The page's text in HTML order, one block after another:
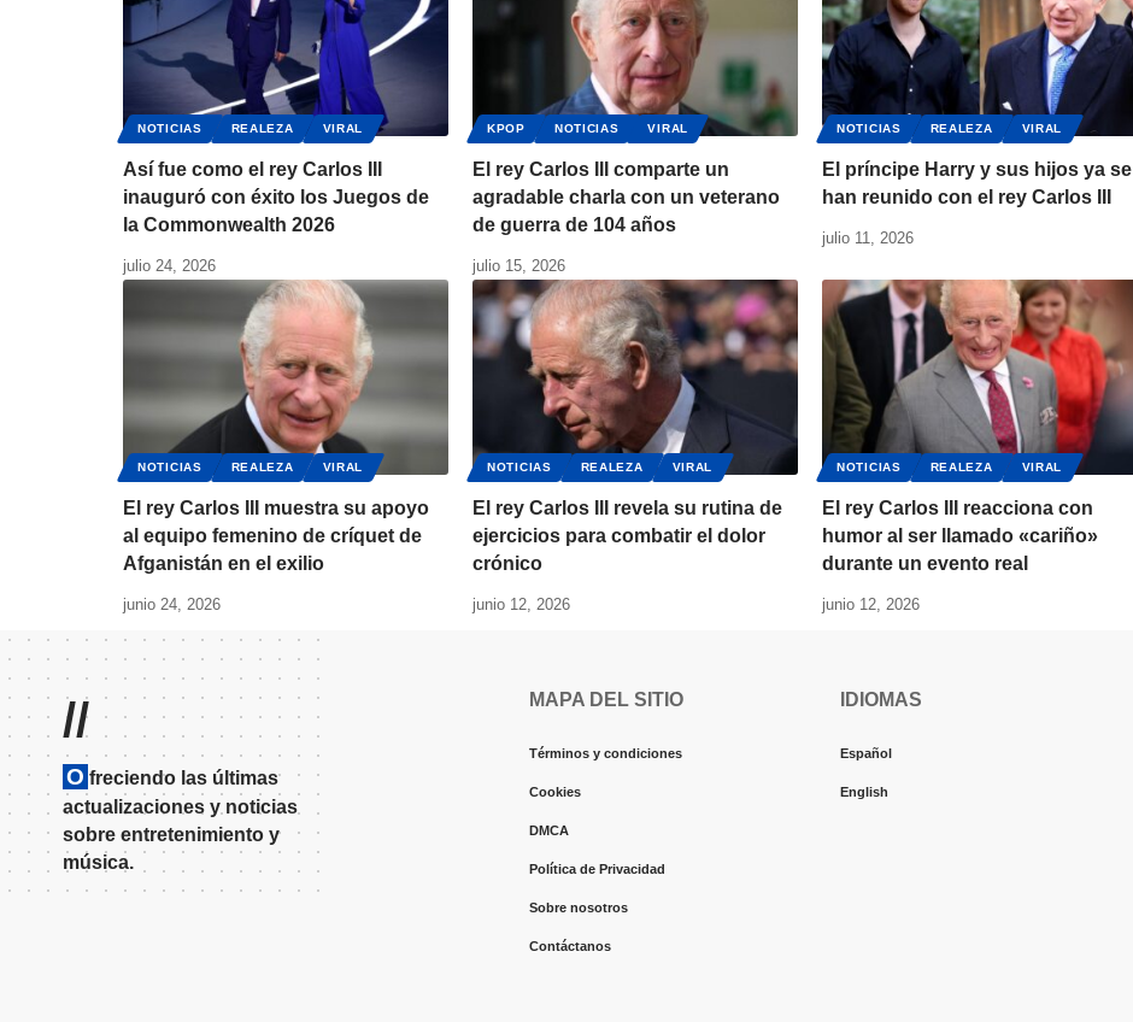
NOTICIAS REALEZA VIRAL
Así fue como el rey Carlos III
inauguró con éxito los Juegos de
la Commonwealth 2026
julio 24, 2026
KPOP NOTICIAS VIRAL
El rey Carlos III comparte un
agradable charla con un veterano
de guerra de 104 años
julio 15, 2026
NOTICIAS REALEZA VIRAL
El príncipe Harry y sus hijos ya se
han reunido con el rey Carlos III
julio 11, 2026
NOTICIAS REALEZA VIRAL
El rey Carlos III muestra su apoyo
al equipo femenino de críquet de
Afganistán en el exilio
junio 24, 2026
NOTICIAS REALEZA VIRAL
El rey Carlos III revela su rutina de
ejercicios para combatir el dolor
crónico
junio 12, 2026
NOTICIAS REALEZA VIRAL
El rey Carlos III reacciona con
humor al ser llamado «cariño»
durante un evento real
junio 12, 2026
//
O freciendo las últimas
actualizaciones y noticias
sobre entretenimiento y
música.
MAPA DEL SITIO
Términos y condiciones
Cookies
DMCA
Política de Privacidad
Sobre nosotros
Contáctanos
IDIOMAS
Español
English